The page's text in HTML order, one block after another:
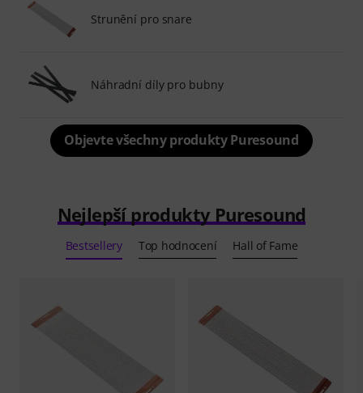
Strunění pro snare
Náhradní díly pro bubny
Objevte všechny produkty Puresound
Nejlepší produkty Puresound
Bestsellery Top hodnocení Hall of Fame